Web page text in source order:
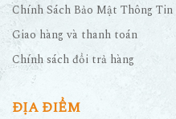
Chính Sách Bảo Mật Thông Tin
Giao hàng và thanh toán
Chính sách đổi trả hàng
ĐỊA ĐIỂM